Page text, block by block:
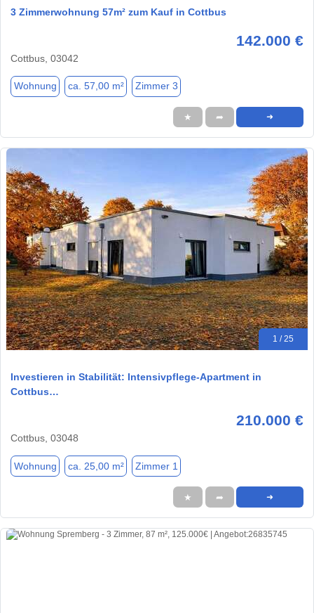
3 Zimmerwohnung 57m² zum Kauf in Cottbus
142.000 €
Cottbus, 03042
Wohnung ca. 57,00 m² Zimmer 3
★ ➦ ➜
1 / 25
Investieren in Stabilität: Intensivpflege-Apartment in
Cottbus…
210.000 €
Cottbus, 03048
Wohnung ca. 25,00 m² Zimmer 1
★ ➦ ➜